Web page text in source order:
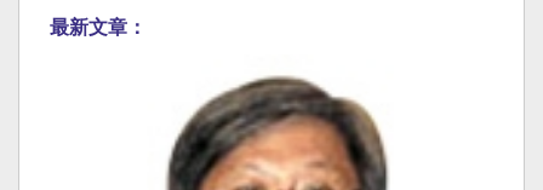
最新文章：